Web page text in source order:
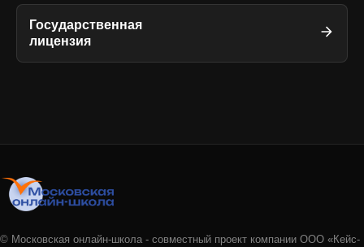
Государственная
лицензия
© Московская онлайн-школа - совместный проект компании ООО «Кейс-